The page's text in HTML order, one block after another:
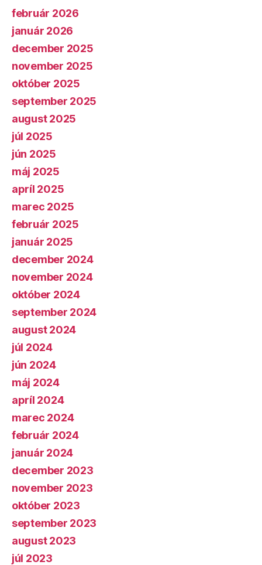
február 2026
január 2026
december 2025
november 2025
október 2025
september 2025
august 2025
júl 2025
jún 2025
máj 2025
apríl 2025
marec 2025
február 2025
január 2025
december 2024
november 2024
október 2024
september 2024
august 2024
júl 2024
jún 2024
máj 2024
apríl 2024
marec 2024
február 2024
január 2024
december 2023
november 2023
október 2023
september 2023
august 2023
júl 2023